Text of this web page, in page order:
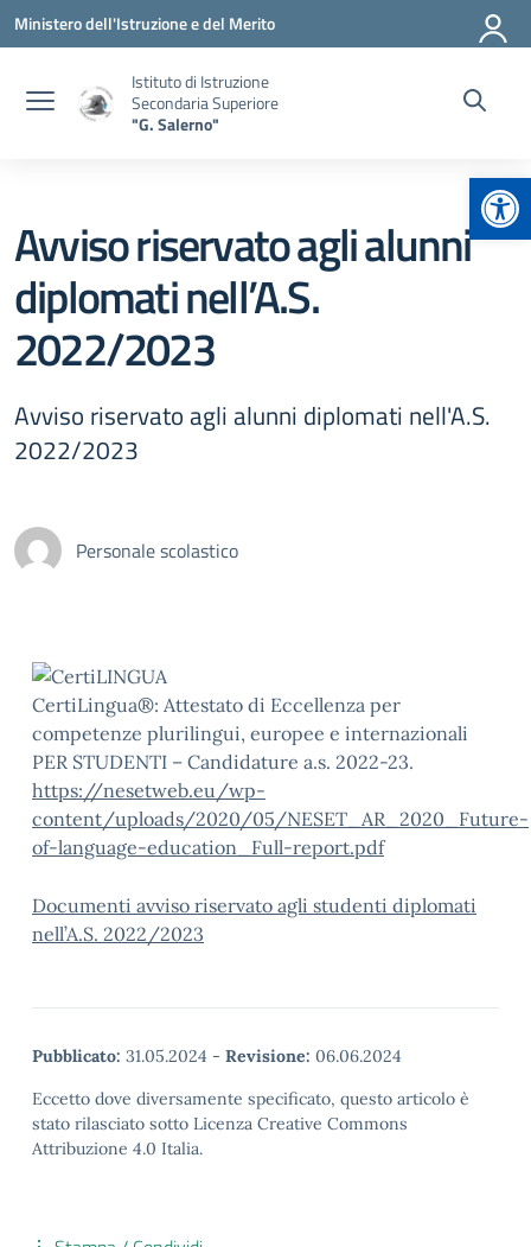
Vai ai contenuti
Vai al menu di navigazione
Vai al footer
Ministero dell'Istruzione e del Merito
Istituto di Istruzione
Secondaria Superiore
"G. Salerno"
Avviso riservato agli alunni
diplomati nell’A.S.
2022/2023
Avviso riservato agli alunni diplomati nell'A.S.
2022/2023
Personale scolastico
CertiLingua®: Attestato di Eccellenza per
competenze plurilingui, europee e internazionali
PER STUDENTI – Candidature a.s. 2022-23.
https://nesetweb.eu/wp-
content/uploads/2020/05/NESET_AR_2020_Future-
of-language-education_Full-report.pdf
Documenti avviso riservato agli studenti diplomati
nell’A.S. 2022/2023
Pubblicato: 31.05.2024 - Revisione: 06.06.2024
Eccetto dove diversamente specificato, questo articolo è
stato rilasciato sotto Licenza Creative Commons
Attribuzione 4.0 Italia.